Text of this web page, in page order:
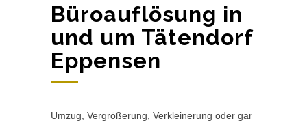
Büroauflösung in
und um Tätendorf
Eppensen
Umzug, Vergrößerung, Verkleinerung oder gar